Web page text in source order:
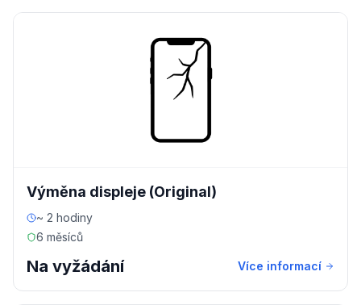
Výměna displeje (Original)
~ 2 hodiny
6 měsíců
Na vyžádání Více informací